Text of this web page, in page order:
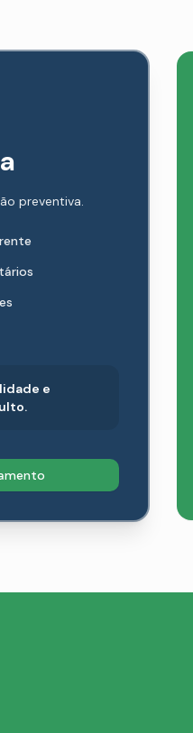
preventiva.
e